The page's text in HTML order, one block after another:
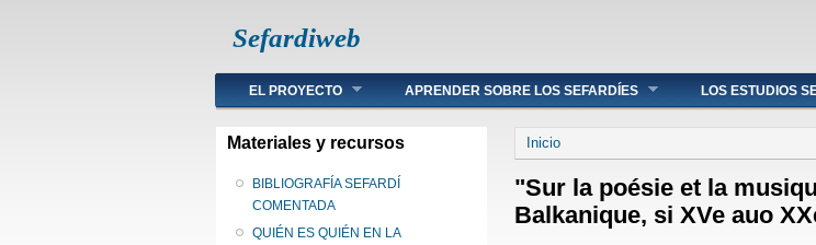
Sefardiweb
Main menu
EL PROYECTO APRENDER SOBRE LOS SEFARDÍES LOS ESTUDIOS
Materiales y recursos
BIBLIOGRAFÍA SEFARDÍ
COMENTADA
QUIÉN ES QUIÉN EN LA
Se encuentra usted aquí
Inicio
"Sur la poésie et la
Balkanique, si XVe auo